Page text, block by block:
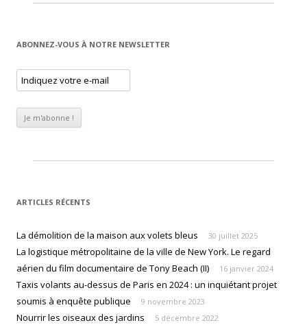
ABONNEZ-VOUS À NOTRE NEWSLETTER
ARTICLES RÉCENTS
La démolition de la maison aux volets bleus 30 juillet 2025
La logistique métropolitaine de la ville de New York. Le regard
aérien du film documentaire de Tony Beach (II)
16 janvier 2024
Taxis volants au-dessus de Paris en 2024 : un inquiétant projet
soumis à enquête publique
9 novembre 2023
Nourrir les oiseaux des jardins 5 décembre 2022